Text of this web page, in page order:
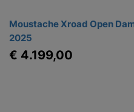
Moustache Xroad Open
2025
€ 4.199,00